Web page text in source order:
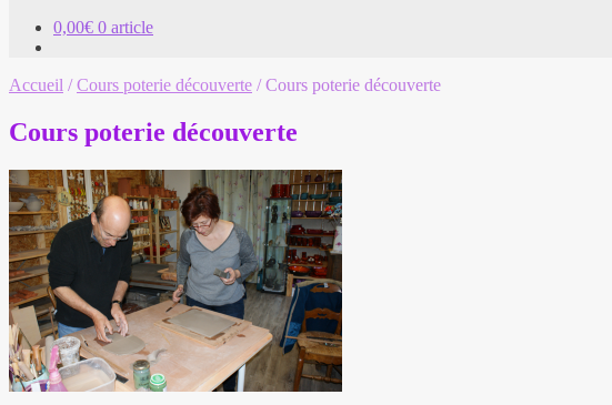
0,00€ 0 article
Accueil /Cours poterie découverte /Cours poterie découverte
Cours poterie découverte